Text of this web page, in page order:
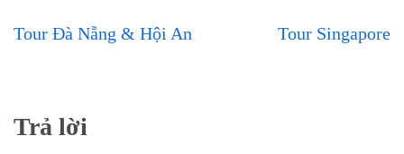
Tour Đà Nẵng & Hội An Tour Singapore
Trả lời